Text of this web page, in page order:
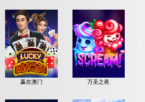
赢在澳门 万圣之夜